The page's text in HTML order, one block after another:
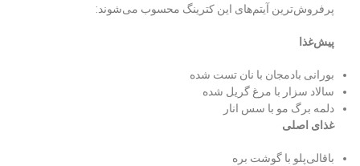
پرفروش‌ترین آیتم‌های این کترینگ محسوب می‌شوند:
پیش‌غذا
بورانی بادمجان با نان تست شده
سالاد سزار با مرغ گریل شده
دلمه برگ مو با سس انار
غذای اصلی
باقالی‌پلو با گوشت بره